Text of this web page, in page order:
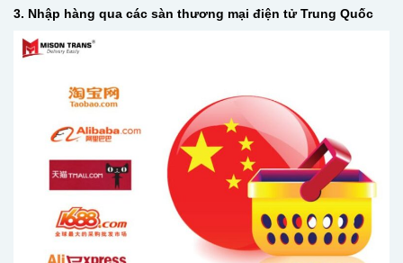
3. Nhập hàng qua các sàn thương mại điện tử Trung Quốc